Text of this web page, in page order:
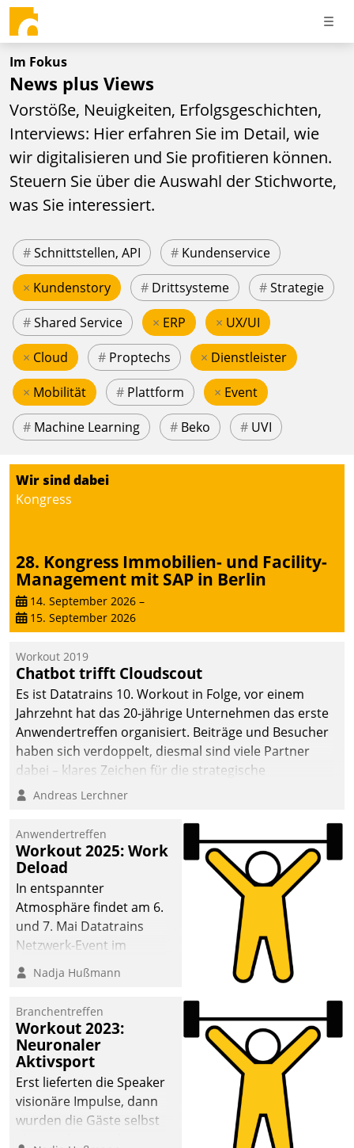
Im Fokus
News plus Views
Vorstöße, Neuigkeiten, Erfolgsgeschichten,
Interviews: Hier erfahren Sie im Detail, wie
wir digitalisieren und Sie profitieren können.
Steuern Sie über die Auswahl der Stichworte,
was Sie interessiert.
#Schnittstellen, API # Kundenservice
× Kundenstory # Drittsysteme #Strategie
#Shared Service × ERP × UX/UI
× Cloud # Proptechs × Dienstleister
× Mobilität # Plattform × Event
# Machine Learning # Beko # UVI
Wir sind dabei
Kongress
28. Kongress Immobilien- und Facility-
Management mit SAP in Berlin
14. September 2026 –
15. September 2026
Workout 2019
Chatbot trifft Cloudscout
Es ist Datatrains 10. Workout in Folge, vor einem
Jahrzehnt hat das 20-jährige Unternehmen das erste
Anwendertreffen organisiert. Beiträge und Besucher
haben sich verdoppelt, diesmal sind viele Partner
dabei – klares Zeichen für die strategische
Fokussierung auf den Kunden.
Andreas Lerchner
Anwendertreffen
Workout 2025: Work
Deload
In entspannter
Atmosphäre findet am 6.
und 7. Mai Datatrains
Netzwerk-Event im
Kunden- und Partnerkreis
statt. Zentrale Frage: Wie
Mammutprojekte
meistern und Workloads
wuppen – bei zunehmend
anspruchsvollen
Aufgaben und
abnehmendem
Nadja Hußmann
Branchentreffen
Workout 2023:
Neuronaler
Aktivsport
Erst lieferten die Speaker
visionäre Impulse, dann
wurden die Gäste selbst